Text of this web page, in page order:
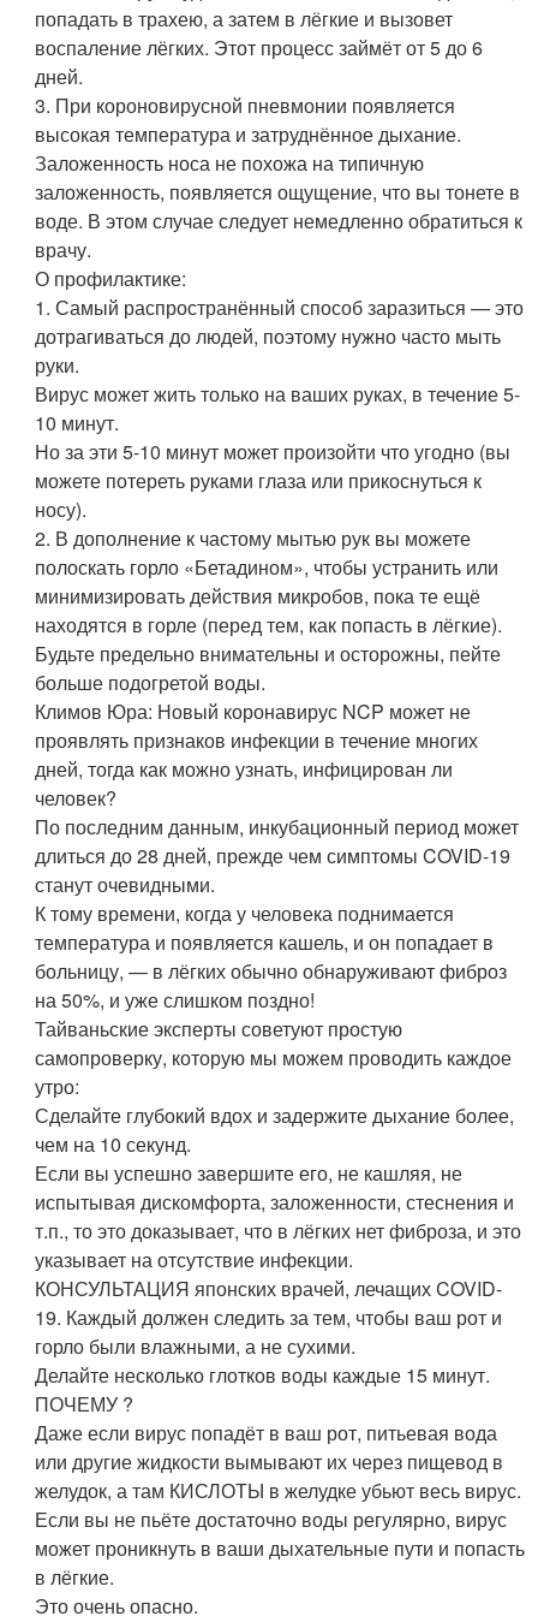
попадать в трахею, а затем в лёгкие и вызовет
воспаление лёгких. Этот процесс займёт от 5 до 6
дней.
3. При короновирусной пневмонии появляется
высокая температура и затруднённое дыхание.
Заложенность носа не похожа на типичную
заложенность, появляется ощущение, что вы тонете в
воде. В этом случае следует немедленно обратиться к
врачу.
О профилактике:
1. Самый распространённый способ заразиться — это
дотрагиваться до людей, поэтому нужно часто мыть
руки.
Вирус может жить только на ваших руках, в течение 5-
10 минут.
Но за эти 5-10 минут может произойти что угодно (вы
можете потереть руками глаза или прикоснуться к
носу).
2. В дополнение к частому мытью рук вы можете
полоскать горло «Бетадином», чтобы устранить или
минимизировать действия микробов, пока те ещё
находятся в горле (перед тем, как попасть в лёгкие).
Будьте предельно внимательны и осторожны, пейте
больше подогретой воды.
Климов Юра: Новый коронавирус NCP может не
проявлять признаков инфекции в течение многих
дней, тогда как можно узнать, инфицирован ли
человек?
По последним данным, инкубационный период может
длиться до 28 дней, прежде чем симптомы COVID-19
станут очевидными.
К тому времени, когда у человека поднимается
температура и появляется кашель, и он попадает в
больницу, — в лёгких обычно обнаруживают фиброз
на 50%, и уже слишком поздно!
Тайваньские эксперты советуют простую
самопроверку, которую мы можем проводить каждое
утро:
Сделайте глубокий вдох и задержите дыхание более,
чем на 10 секунд.
Если вы успешно завершите его, не кашляя, не
испытывая дискомфорта, заложенности, стеснения и
т.п., то это доказывает, что в лёгких нет фиброза, и это
указывает на отсутствие инфекции.
КОНСУЛЬТАЦИЯ японских врачей, лечащих COVID-
19. Каждый должен следить за тем, чтобы ваш рот и
горло были влажными, а не сухими.
Делайте несколько глотков воды каждые 15 минут.
ПОЧЕМУ ?
Даже если вирус попадёт в ваш рот, питьевая вода
или другие жидкости вымывают их через пищевод в
желудок, а там КИСЛОТЫ в желудке убьют весь вирус.
Если вы не пьёте достаточно воды регулярно, вирус
может проникнуть в ваши дыхательные пути и попасть
в лёгкие.
Это очень опасно.